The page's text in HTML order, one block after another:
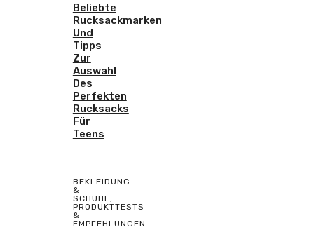
Beliebte
Rucksackmarken
Und
Tipps
Zur
Auswahl
Des
Perfekten
Rucksacks
Für
Teens
BEKLEIDUNG
&
SCHUHE,
PRODUKTTESTS
&
EMPFEHLUNGEN